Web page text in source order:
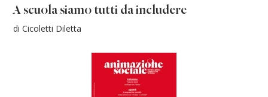
A scuola siamo tutti da includere
di Cicoletti Diletta